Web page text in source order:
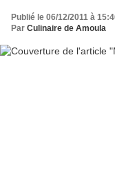
Publié le 06/12/2011 à
Par Culinaire de Amoula